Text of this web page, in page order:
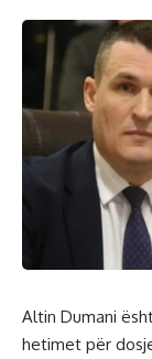
Altin Dumani
hetimet për